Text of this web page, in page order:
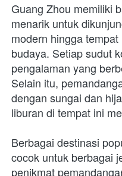
Guang Zhou memiliki
menarik untuk
modern hingga
budaya. Setiap sudut
pengalaman yang
Selain itu,
dengan sungai dan
liburan di tempat ini
Berbagai destinasi
cocok untuk berbagai
penikmat